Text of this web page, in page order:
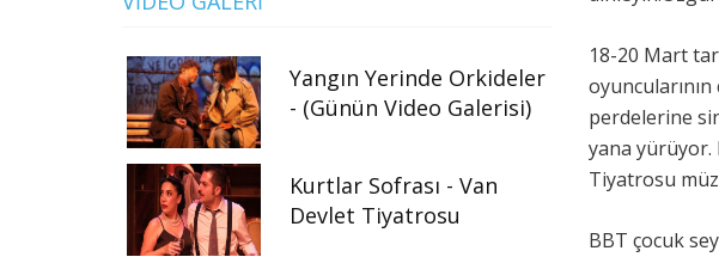
18-20 Mart
perdelerine
yana yürüyor.
Tiyatrosu
BBT çocuk
Yangın Yerinde Orkideler
- (Günün Video Galerisi)
Kurtlar Sofrası - Van
Devlet Tiyatrosu